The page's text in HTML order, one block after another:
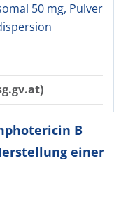
50 mg, Pulver
B
einer